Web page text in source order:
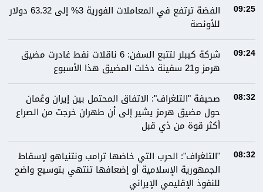
09:25
الفضة ترتفع في المعاملات الفورية 3% إلى 63.32 دولار
للأونصة
09:24
شركة كيبلر لتتبع السفن: 6 ناقلات نفط غادرت مضيق
هرمز و21 سفينة دخلت المضيق هذا الأسبوع
08:32
صحيفة "التلغراف": الاتفاق المحتمل بين إيران وعُمان
حول مضيق هرمز يشير إلى أن طهران خرجت من الصراع
أكثر قوة من ذي قبل
08:32
"التلغراف": الحرب التي خاضها ترامب ونتنياهو لإسقاط
الجمهورية الإسلامية أو إضعافها تنتهي بتوسيع واضح
للنفوذ الإقليمي الإيراني